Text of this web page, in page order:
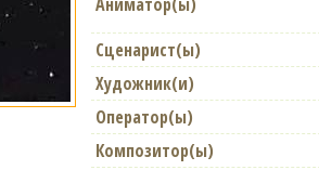
Сценарист(ы)
Художник(и)
Оператор(ы)
Композитор(ы)